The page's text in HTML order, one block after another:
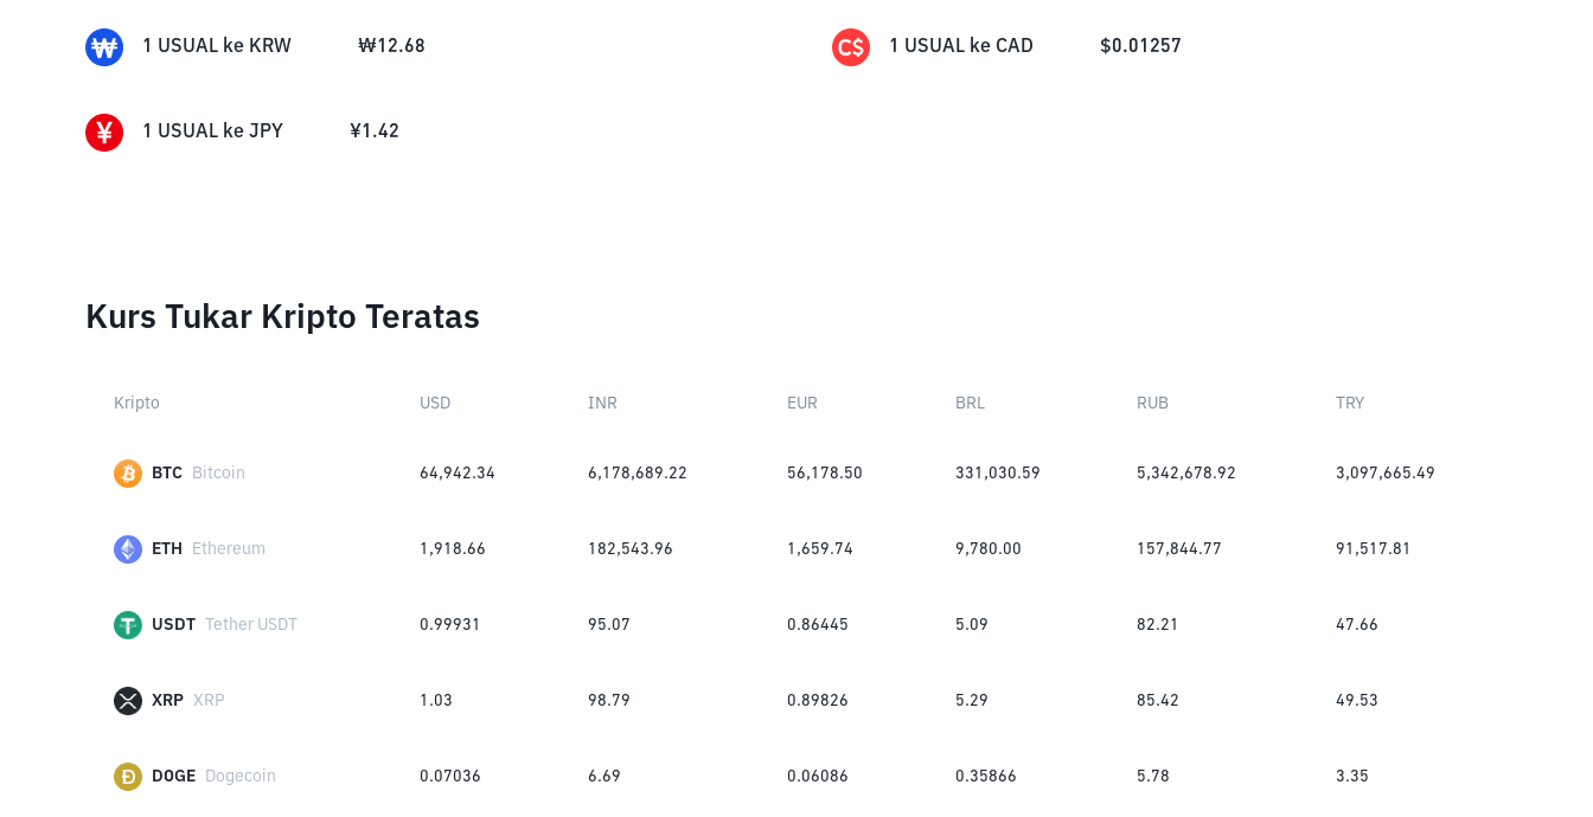
1 USUAL ke KRW ₩12.68 1 USUAL ke CAD $0.01257
1 USUAL ke JPY ¥1.42
Kurs Tukar Kripto Teratas
Kripto USD INR EUR BRL RUB TRY
BTC Bitcoin 64,942.34 6,178,689.22 56,178.50 331,030.59 5,342,678.92 3,097,665.49
ETH Ethereum 1,918.66 182,543.96 1,659.74 9,780.00 157,844.77 91,517.81
USDT Tether USDT 0.99931 95.07 0.86445 5.09 82.21 47.66
XRP XRP 1.03 98.79 0.89826 5.29 85.42 49.53
DOGE Dogecoin 0.07036 6.69 0.06086 0.35866 5.78 3.35